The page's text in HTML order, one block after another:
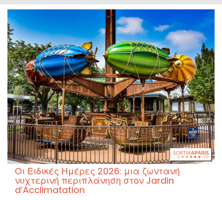
Οι Ειδικές Ημέρες 2026: μια ζωντανή
νυχτερινή περιπλάνηση στον Jardin
d’Acclimatation